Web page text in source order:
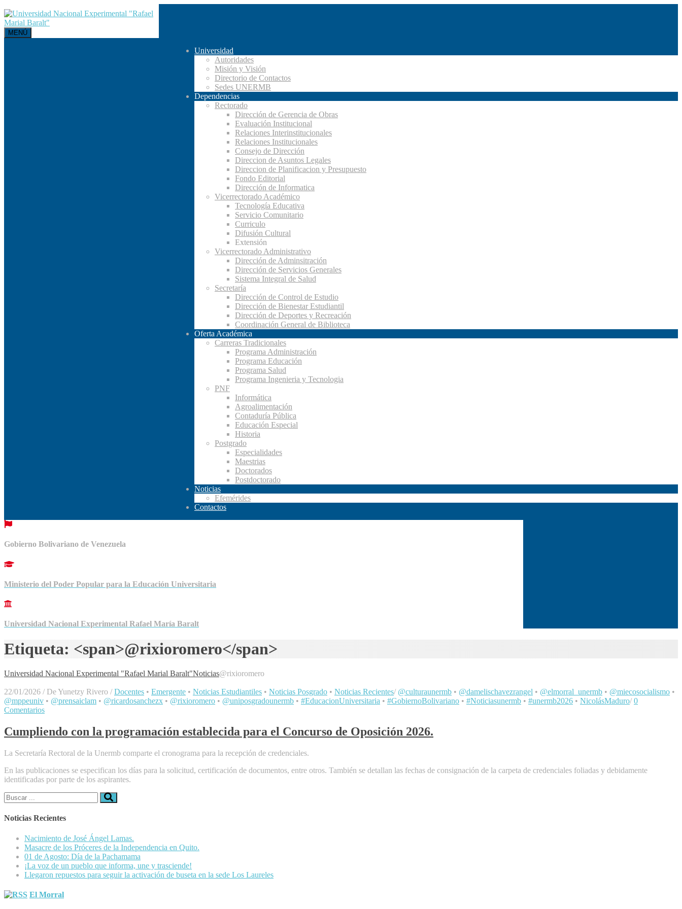
MENÚ
Universidad
Autoridades
Misión y Visión
Directorio de Contactos
Sedes UNERMB
Dependencias
Rectorado
Dirección de Gerencia de Obras
Evaluación Institucional
Relaciones Interinstitucionales
Relaciones Institucionales
Consejo de Dirección
Direccion de Asuntos Legales
Direccion de Planificacion y Presupuesto
Fondo Editorial
Dirección de Informatica
Vicerrectorado Académico
Tecnología Educativa
Servicio Comunitario
Curriculo
Difusión Cultural
Extensión
Vicerrectorado Administrativo
Dirección de Adminsitración
Dirección de Servicios Generales
Sistema Integral de Salud
Secretaría
Dirección de Control de Estudio
Dirección de Bienestar Estudiantil
Dirección de Deportes y Recreación
Coordinación General de Biblioteca
Oferta Académica
Carreras Tradicionales
Programa Administración
Programa Educación
Programa Salud
Programa Ingenieria y Tecnologia
PNF
Informática
Agroalimentación
Contaduría Pública
Educación Especial
Historia
Postgrado
Especialidades
Maestrias
Doctorados
Postdoctorado
Noticias
Efemérides
Contactos
Gobierno Bolivariano de Venezuela
Ministerio del Poder Popular para la Educación Universitaria
Universidad Nacional Experimental Rafael María Baralt
Etiqueta: <span>@rixioromero</span>
Universidad Nacional Experimental "Rafael Marial Baralt"Noticias@rixioromero
22/01/2026 / De Yunetzy Rivero / Docentes • Emergente • Noticias Estudiantiles • Noticias Posgrado • Noticias Recientes/ @culturaunermb • @damelischavezrangel • @elmorral_unermb • @miecosocialismo •
@mppeuniv • @prensaiclam • @ricardosanchezx • @rixioromero • @uniposgradounermb • #EducacionUniversitaria • #GobiernoBolivariano • #Noticiasunermb • #unermb2026 • NicolásMaduro/ 0
Comentarios
Cumpliendo con la programación establecida para el Concurso de Oposición 2026.
La Secretaría Rectoral de la Unermb comparte el cronograma para la recepción de credenciales.
En las publicaciones se especifican los días para la solicitud, certificación de documentos, entre otros. También se detallan las fechas de consignación de la carpeta de credenciales foliadas y debidamente
identificadas por parte de los aspirantes.
Buscar:
Noticias Recientes
Nacimiento de José Ángel Lamas.
Masacre de los Próceres de la Independencia en Quito.
01 de Agosto: Día de la Pachamama
¡La voz de un pueblo que informa, une y trasciende!
Llegaron repuestos para seguir la activación de buseta en la sede Los Laureles
El Morral